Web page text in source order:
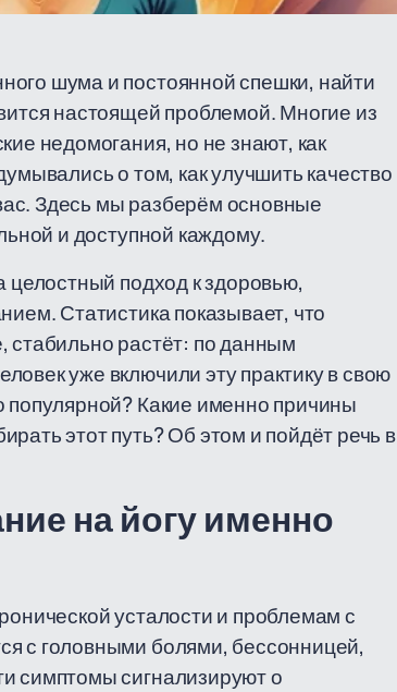
шума и постоянной спешки, найти
настоящей проблемой. Многие из
недомогания, но не знают, как
о том, как улучшить качество
Здесь мы разберём основные
и доступной каждому.
подход к здоровью,
Статистика показывает, что
растёт: по данным
уже включили эту практику в свою
Какие именно причины
этот путь? Об этом и пойдёт речь в
на йогу именно
усталости и проблемам с
с головными болями, бессонницей,
симптомы сигнализируют о